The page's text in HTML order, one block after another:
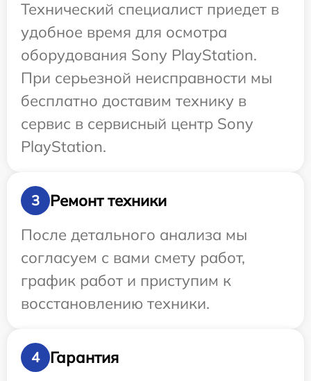
Технический специалист приедет в
удобное время для осмотра
оборудования Sony PlayStation.
При серьезной неисправности мы
бесплатно доставим технику в
сервис в сервисный центр Sony
PlayStation.
3
Ремонт техники
После детального анализа мы
согласуем с вами смету работ,
график работ и приступим к
восстановлению техники.
4
Гарантия